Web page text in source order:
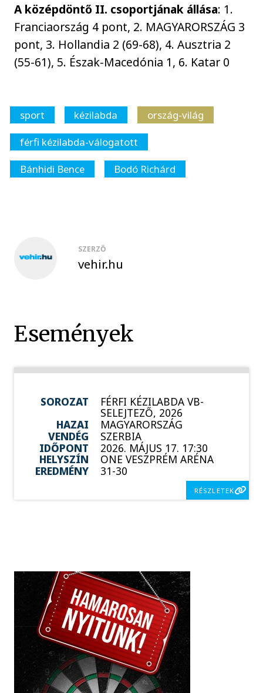
A középdöntő II. csoportjának állása: 1.
Franciaország 4 pont, 2. MAGYARORSZÁG 3
pont, 3. Hollandia 2 (69-68), 4. Ausztria 2
(55-61), 5. Észak-Macedónia 1, 6. Katar 0
sport kézilabda
ország-világ
férfi kézilabda-válogatott
Bánhidi Bence
Bodó Richárd
SZERZŐ
vehir.hu
Események
SOROZAT FÉRFI KÉZILABDA VB-
SELEJTEZŐ, 2026
HAZAI
MAGYARORSZÁG
VENDÉG
SZERBIA
IDŐPONT
2026. MÁJUS 17. 17:30
HELYSZÍN
ONE VESZPRÉM ARÉNA
EREDMÉNY
31-30
RÉSZLETEK